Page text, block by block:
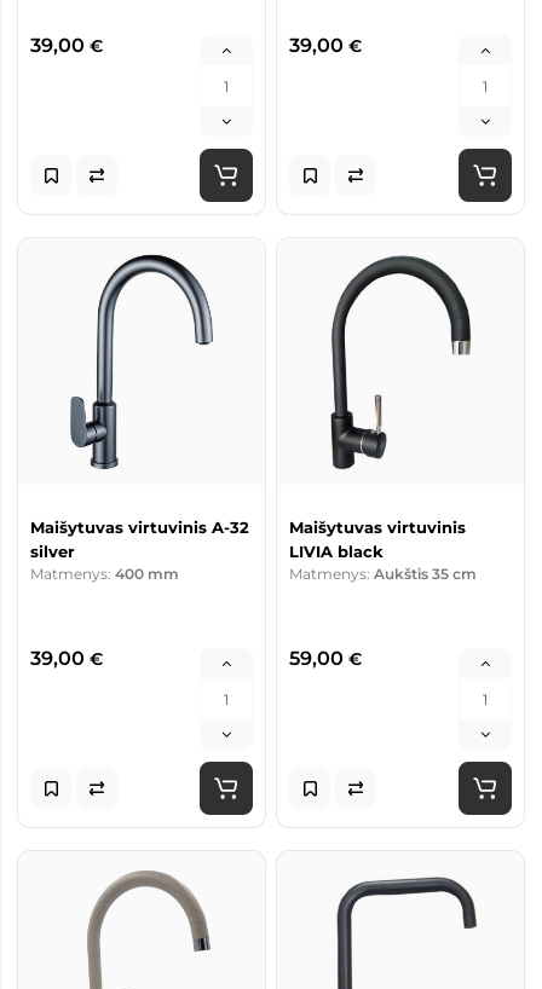
39,00 € 39,00 €
Maišytuvas virtuvinis A-32
silver
Matmenys: 400 mm
39,00 €
Maišytuvas virtuvinis
LIVIA black
Matmenys: Aukštis 35 cm
59,00 €